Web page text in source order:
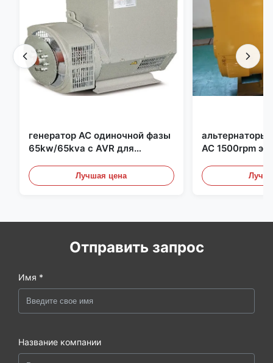
генератор AC одиночной фазы
65kw/65kva с AVR для
Лучшая цена
AC 1500rpm
Cummins
Отправить запрос
Имя *
Название компании